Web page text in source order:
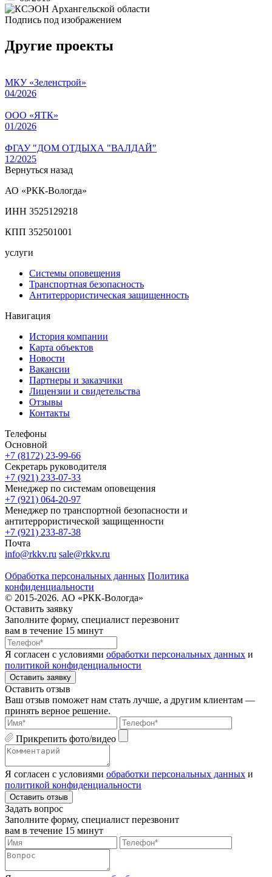
Подпись под изображением
Другие проекты
МКУ «Зеленстрой»
04/2026
ООО «ЯТК»
01/2026
ФГАУ "ДОМ ОТДЫХА "ВАЛДАЙ"
12/2025
Вернуться назад
АО «РКК-Вологда»
ИНН 3525129218
КПП 352501001
услуги
Системы оповещения
Транспортная безопасность
Антитеррористическая защищенность
Навигация
История компании
Карта объектов
Новости
Вакансии
Партнеры и заказчики
Лицензии и свидетельства
Отзывы
Контакты
Телефоны
Основной
+7 (8172) 23-99-66
Секретарь руководителя
+7 (921) 233-07-33
Менеджер по системам оповещения
+7 (921) 064-20-97
Менеджер по транспортной безопасности и
антитеррористической защищенности
+7 (921) 233-87-38
Почта
info@rkkv.ru sale@rkkv.ru
Обработка персональных данных Политика
конфиденциальности
© 2015-2026. АО «РКК-Вологда»
Оставить заявку
Заполните форму, специалист перезвонит
вам в течение 15 минут
Я согласен с условиями обработки персональных данных и
политикой конфиденциальности
Оставить заявку
Оставить отзыв
Ваш отзыв поможет нам стать лучше, а другим клиентам —
принять верное решение.
Прикрепить фото/видео
Я согласен с условиями обработки персональных данных и
политикой конфиденциальности
Оставить отзыв
Задать вопрос
Заполните форму, специалист перезвонит
вам в течение 15 минут